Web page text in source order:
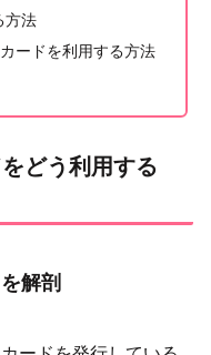
方法
ードを利用する方法
どう利用する
解剖